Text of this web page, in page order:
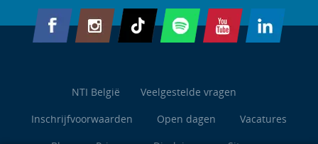
NTI België
Veelgestelde vragen
Inschrijfvoorwaarden
Open dagen
Vacatures